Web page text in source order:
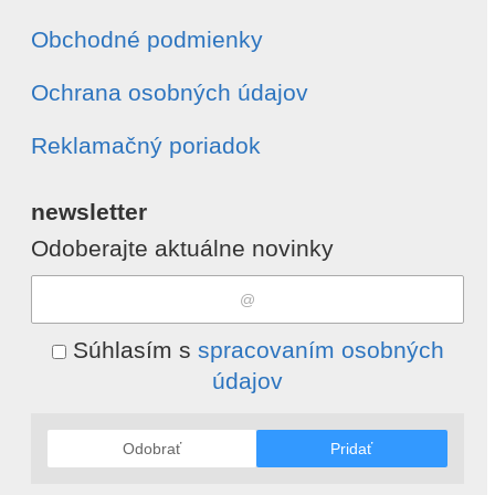
Obchodné podmienky
Ochrana osobných údajov
Reklamačný poriadok
newsletter
Odoberajte aktuálne novinky
Súhlasím s spracovaním osobných
údajov
Odobrať Pridať